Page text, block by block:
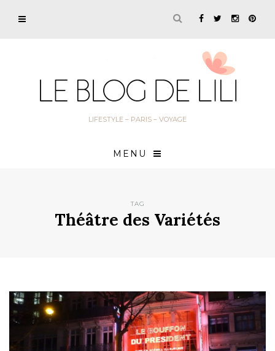
LIFESTYLE – PARIS – VOYAGE
MENU
TAG
Théâtre des Variétés